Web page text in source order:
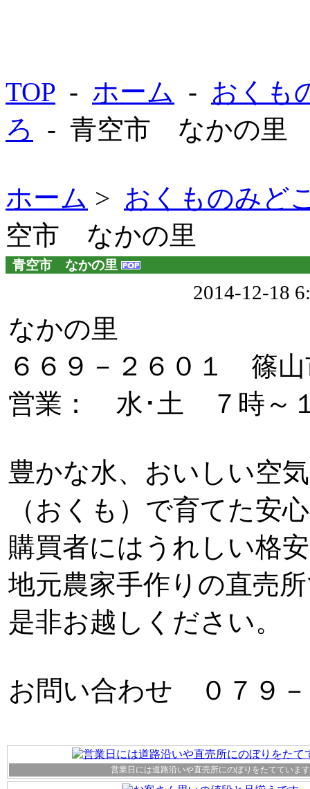
TOP - ホーム - おくも
ろ
- 青空市 なかの里
ホーム > おくものみど
空市 なかの里
青空市 なかの里
2014-12-18
なかの里
６６９－２６０１ 篠山
営業： 水･土 ７時～
豊かな水、おいしい空
（おくも）で育てた安
購買者にはうれしい格
地元農家手作りの直売
是非お越しください。
お問い合わせ ０７９－
営業日には道路沿いや直売所にのぼりをたてています